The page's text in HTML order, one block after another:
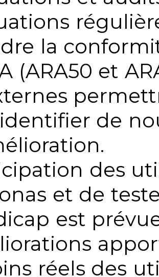
la
(ARA50 et
de
des
et de
est
réels des